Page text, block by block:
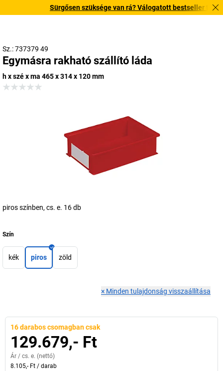
Sürgősen szüksége van rá? Válogatott bestseller
Sz.: 737379 49
Egymásra rakható szállító láda
h x szé x ma 465 x 314 x 120 mm
piros színben, cs. e. 16 db
Szín
kék piros zöld
× Minden tulajdonság visszaállítása
16 darabos csomagban csak
129.679,- Ft
Ár / cs. e. (nettó)
8.105,- Ft / darab